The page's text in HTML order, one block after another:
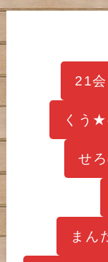
21会
くう
せ
まん